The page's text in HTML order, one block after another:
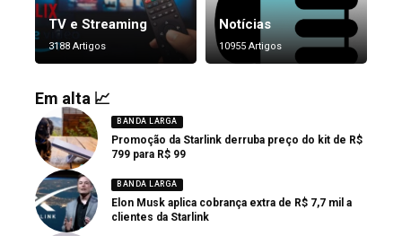
TV e Streaming
3188 Artigos
Notícias
10955 Artigos
Em alta 📈
BANDA LARGA
Promoção da Starlink derruba preço do kit de R$
799 para R$ 99
BANDA LARGA
Elon Musk aplica cobrança extra de R$ 7,7 mil a
clientes da Starlink